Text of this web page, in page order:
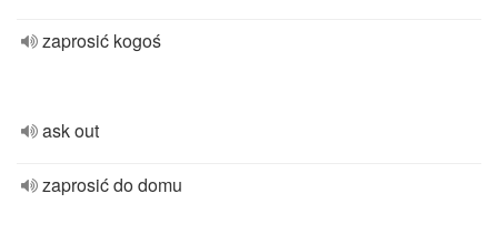
zaprosić kogoś
ask out
zaprosić do domu